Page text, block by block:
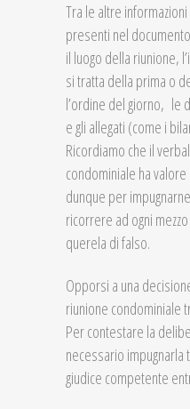
Tra le altre
presenti nel
il luogo della riunione,
si tratta della prima o
l’ordine del giorno, le
e gli allegati (come i
Ricordiamo che il
condominiale ha valore
dunque per
ricorrere ad ogni
querela di falso.
Opporsi a una
riunione condominiale
Per contestare la
necessario impugnarla
giudice competente